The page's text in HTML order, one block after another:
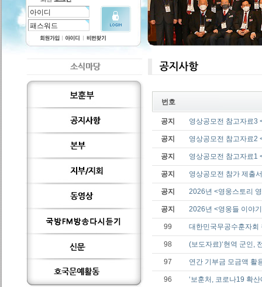
번호
공지 영상공모전 참고자료
공지 영상공모전 참고자료
공지 영상공모전 참고자료1
공지 영상공모전 참가 제출
공지 2026년 <영웅스토리
공지 2026년 <영웅들 이야
99 대한민국무공수훈자
98 (보도자료)‘현역 군인,
97 연간 기부금 모금액 활
96 ‘보훈처, 코로나19 확